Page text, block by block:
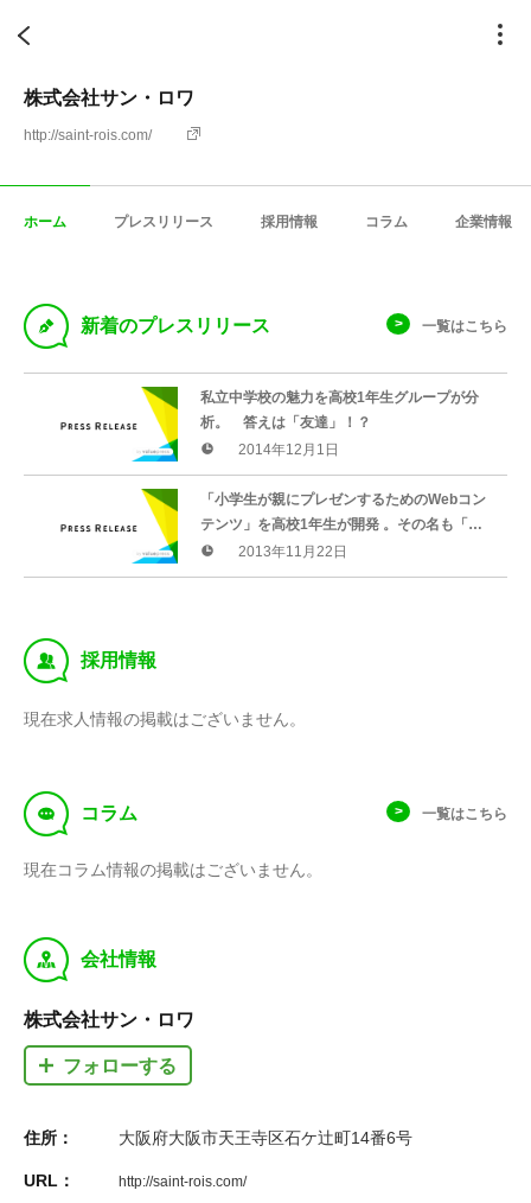
株式会社サン・ロワ
http://saint-rois.com/
ホーム プレスリリース 採用情報 コラム 企業情報
D 新着のプレスリリース 一覧はこちら
私立中学校の魅力を高校1年生グループが分
析。 答えは「友達」！？
2014年12月1日
「小学生が親にプレゼンするためのWebコン
テンツ」を高校1年生が開発 。その名も「親
のスネにかじりつけ！」
2013年11月22日
‰ 採用情報
現在求人情報の掲載はございません。
f コラム 一覧はこちら
現在コラム情報の掲載はございません。
y 会社情報
株式会社サン・ロワ
フォローする
住所： 大阪府大阪市天王寺区石ケ辻町14番6号
URL： http://saint-rois.com/